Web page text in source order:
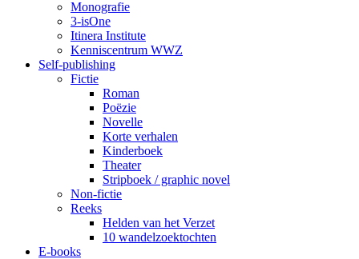
Monografie
3-isOne
Itinera Institute
Kenniscentrum WWZ
Self-publishing
Fictie
Roman
Poëzie
Novelle
Korte verhalen
Kinderboek
Theater
Stripboek / graphic novel
Non-fictie
Reeks
Helden van het Verzet
10 wandelzoektochten
E-books